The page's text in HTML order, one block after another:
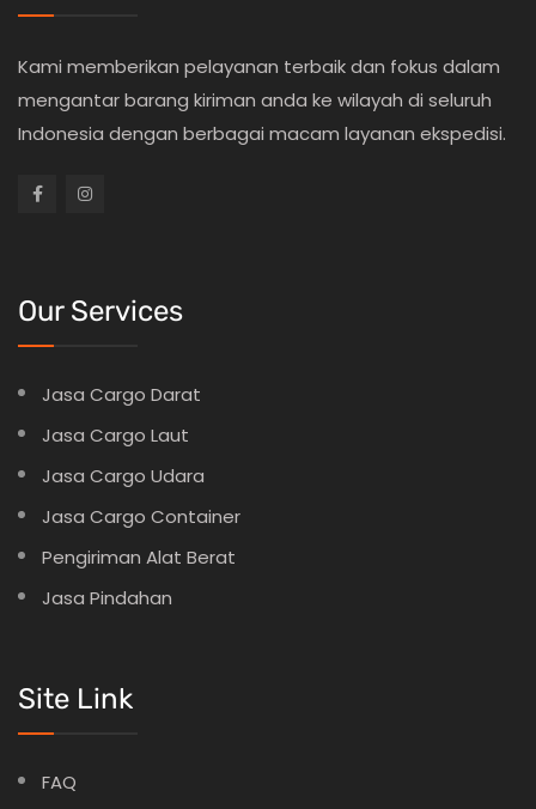
Kami memberikan pelayanan terbaik dan fokus dalam
mengantar barang kiriman anda ke wilayah di seluruh
Indonesia dengan berbagai macam layanan ekspedisi.
Our Services
Jasa Cargo Darat
Jasa Cargo Laut
Jasa Cargo Udara
Jasa Cargo Container
Pengiriman Alat Berat
Jasa Pindahan
Site Link
FAQ